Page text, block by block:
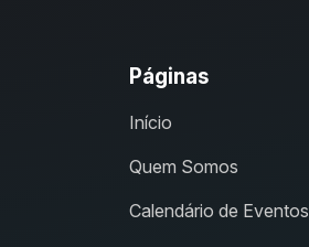
Páginas
Início
Quem Somos
Calendário de Eventos